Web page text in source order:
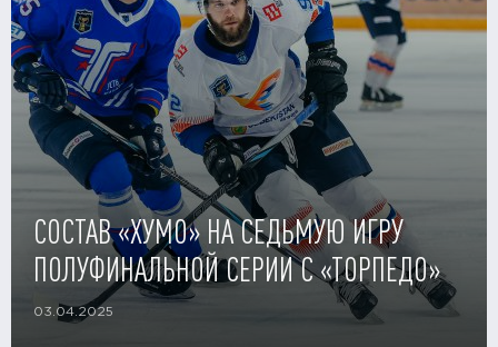
СОСТАВ «ХУМО» НА СЕДЬМУЮ ИГРУ
ПОЛУФИНАЛЬНОЙ СЕРИИ С «ТОРПЕДО»
03.04.2025